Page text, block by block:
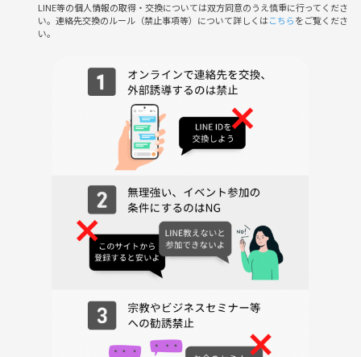
LINE等の個人情報の取得・交換については双方同意のうえ慎重に行ってくださ
い。連絡先交換のルール（禁止事項等）について詳しくはこちらをご覧くださ
い。